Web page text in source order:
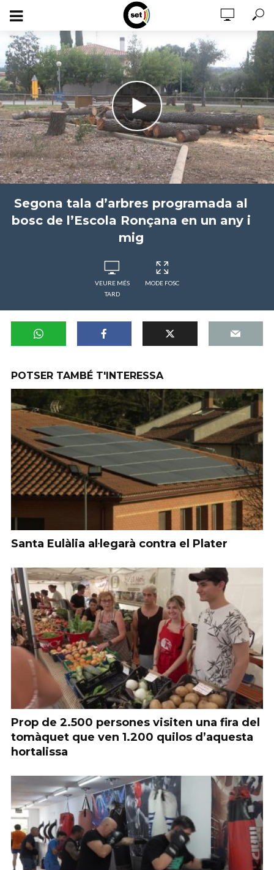
Segona tala d’arbres programada al
bosc de l’Escola Ronçana en un any i
mig
VEURE MÉS
TARD
MODE FOSC
POTSER TAMBÉ T'INTERESSA
Santa Eulàlia al·legarà contra el Plater
Prop de 2.500 persones visiten una fira del
tomàquet que ven 1.200 quilos d’aquesta
hortalissa